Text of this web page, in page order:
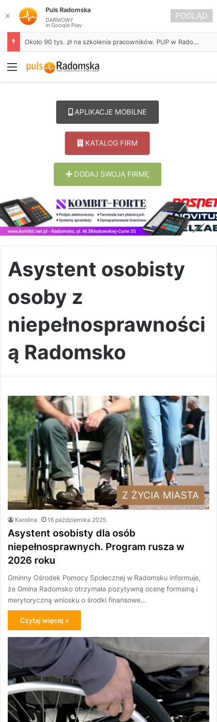
Około 90 tys. zł na szkolenia pracowników. PUP w Radomsku ogłasza nabór wniosków
Menu
APLIKACJE MOBILNE
KATALOG FIRM
DODAJ SWOJĄ FIRMĘ
Asystent osobisty
osoby z
niepełnosprawności
ą Radomsko
Z ŻYCIA MIASTA
Karolina 16 października 2025
Asystent osobisty dla osób
niepełnosprawnych. Program rusza w
2026 roku
Gminny Ośrodek Pomocy Społecznej w Radomsku informuje,
że Gmina Radomsko otrzymała pozytywną ocenę formalną i
merytoryczną wniosku o środki finansowe…
Czytaj więcej »
✕
Puls Radomska
DARMOWY
In Google Play
POGLĄD